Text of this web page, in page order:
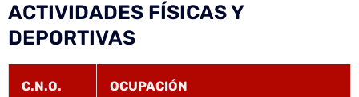
ACTIVIDADES FÍSICAS Y
DEPORTIVAS
C.N.O. OCUPACIÓN